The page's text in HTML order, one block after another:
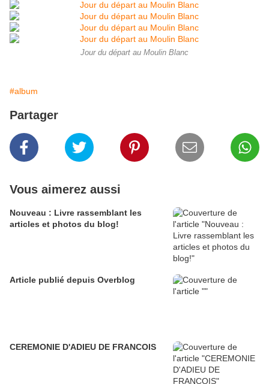
Jour du départ au Moulin Blanc
#album
Partager
Vous aimerez aussi
Nouveau : Livre rassemblant les
articles et photos du blog!
Article publié depuis Overblog
CEREMONIE D'ADIEU DE FRANCOIS